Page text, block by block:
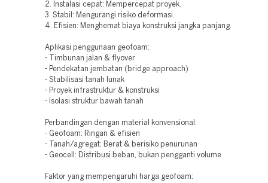
2. Instalasi cepat: Mempercepat proyek.
3. Stabil: Mengurangi risiko deformasi.
4. Efisien: Menghemat biaya konstruksi jangka panjang.
Aplikasi penggunaan geofoam:
- Timbunan jalan & flyover
- Pendekatan jembatan (bridge approach)
- Stabilisasi tanah lunak
- Proyek infrastruktur & konstruksi
- Isolasi struktur bawah tanah
Perbandingan dengan material konvensional:
- Geofoam: Ringan & efisien
- Tanah/agregat: Berat & berisiko penurunan
- Geocell: Distribusi beban, bukan pengganti volume
Faktor yang mempengaruhi harga geofoam: